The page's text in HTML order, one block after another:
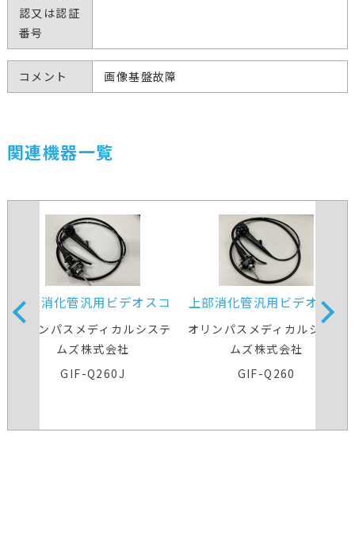
認又は認証
番号
コメント 画像基盤故障
関連機器一覧
上部消化管汎用ビデオスコ
ープ
オリンパスメディカルシステ
ムズ株式会社
GIF-Q260J
上部消化管汎用ビデオスコ
ープ
オリンパスメディカルシステ
ムズ株式会社
GIF-Q260